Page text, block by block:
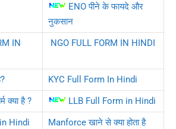
ENO पीने के फायदे और
नुकसान
IN
NGO FULL FORM IN HINDI
KYC Full Form In Hindi
क्या है ?
LLB Full Form in Hindi
Hindi
Manforce खाने से क्या होता है